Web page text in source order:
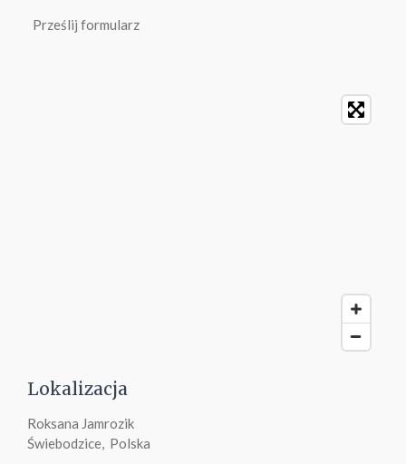
Prześlij formularz
Lokalizacja
Roksana Jamrozik
Świebodzice, Polska